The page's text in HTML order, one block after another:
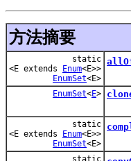
方法摘要
static
<E extends Enum<E>>
EnumSet<E> 创
EnumSet<E>
返
static
<E extends Enum<E>>
EnumSet<E> 创
static